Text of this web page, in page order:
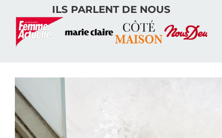
ILS PARLENT DE NOUS